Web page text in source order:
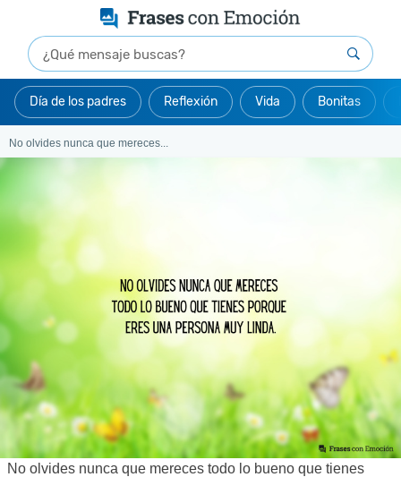
Día de los padres Reflexión Vida Bonitas
No olvides nunca que mereces...
No olvides nunca que mereces todo lo bueno que tienes